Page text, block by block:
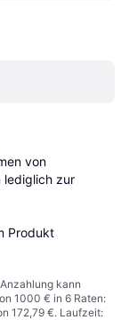
von
lediglich zur
Produkt
kann
1000 € in 6 Raten:
172,79 €. Laufzeit: